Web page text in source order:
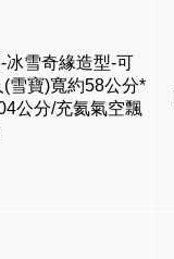
冰雪奇緣造型-可
(雪寶)寬約58公分*
公分/充氦氣空飄